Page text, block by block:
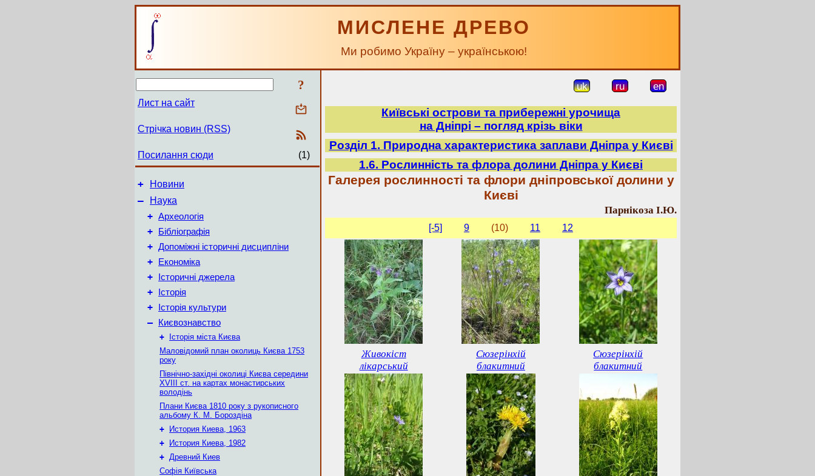
МИСЛЕНЕ ДРЕВО
Ми робимо Україну – українською!
?
Лист на сайт
Стрічка новин (RSS)
Посилання сюди (1)
+ Новини
–
Наука
+ Археологія
+ Бібліографія
+ Допоміжні історичні дисципліни
+ Економіка
+ Історичні джерела
+ Історія
+ Історія культури
– Києвознавство
+
Історія міста Києва
Маловідомий план околиць Києва 1753
року
Північно-західні околиці Києва середини
XVIII ст. на картах монастирських
володінь
Плани Києва 1810 року з рукописного
альбому К. М. Бороздіна
+
История Киева, 1963
+
История Киева, 1982
+ Древний Киев
Софія Київська
uk ru en
Київські острови та прибережні урочища
на Дніпрі – погляд крізь віки
Розділ 1. Природна характеристика заплави Дніпра у Києві
1.6. Рослинність та флора долини Дніпра у Києві
Галерея рослинності та флори дніпровської долини у
Києві
Парнікоза І.Ю.
[-5] 9 (10) 11 12
Живокіст
лікарський
Сюзерінхій
блакитний
Сюзерінхій
блакитний